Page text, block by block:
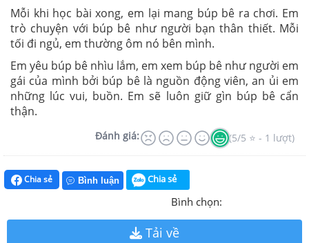
Mỗi khi học bài xong, em lại mang búp bê ra chơi. Em
trò chuyện với búp bê như người bạn thân thiết. Mỗi
tối đi ngủ, em thường ôm nó bên mình.
Em yêu búp bê nhìu lắm, em xem búp bê như người em
gái của mình bởi búp bê là nguồn động viên, an ủi em
những lúc vui, buồn. Em sẽ luôn giữ gìn búp bê cẩn
thận.
Đánh giá: (5/5 ⭐ - 1 lượt)
Chia sẻ Bình luận Chia sẻ
Bình chọn:
Tải về